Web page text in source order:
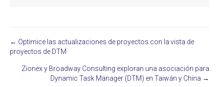
Posts
navigation
← Optimice las actualizaciones de proyectos con la vista de
proyectos de DTM
Zionex y Broadway Consulting exploran una asociación para
Dynamic Task Manager (DTM) en Taiwán y China →